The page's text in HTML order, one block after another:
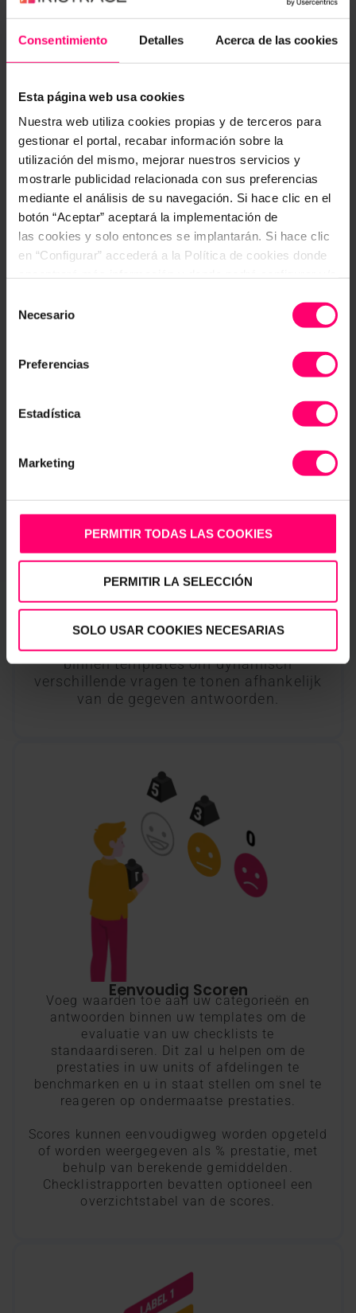
Consentimiento Detalles Acerca de las cookies
Esta página web usa cookies
Nuestra web utiliza cookies propias y de terceros para
gestionar el portal, recabar información sobre la
utilización del mismo, mejorar nuestros servicios y
mostrarle publicidad relacionada con sus preferencias
mediante el análisis de su navegación. Si hace clic en el
botón “Aceptar” aceptará la implementación de
las cookies y solo entonces se implantarán. Si hace clic
en “Configurar” accederá a la Política de cookies donde
activo hasta que ejecute alguna de estas dos opciones:
Necesario
Preferencias
Estadística
Marketing
PERMITIR TODAS LAS COOKIES
PERMITIR LA SELECCIÓN
SOLO USAR COOKIES NECESARIAS
Standaard Antwoorden​
standaardantwoord om ze te hergebruiken in
verschillende vragen om herhaling te
Voorwaardelijke Logica
Implementeer voorwaardelijke logica
binnen templates om dynamisch
verschillende vragen te tonen afhankelijk
van de gegeven antwoorden.
Eenvoudig Scoren
Voeg waarden toe aan uw categorieën en
antwoorden binnen uw templates om de
evaluatie van uw checklists te
standaardiseren. Dit zal u helpen om de
prestaties in uw units of afdelingen te
benchmarken en u in staat stellen om snel te
reageren op ondermaatse prestaties.
Scores kunnen eenvoudigweg worden opgeteld
of worden weergegeven als % prestatie, met
behulp van berekende gemiddelden.
Checklistrapporten bevatten optioneel een
overzichtstabel van de scores.